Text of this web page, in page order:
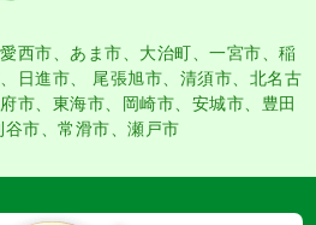
愛西市 あま市 、大治町、一宮市、稲
日進市、 尾張旭市、清須市、北名古
市、東海市、岡崎市、安城市、豊田
市、常滑市、瀬戸市